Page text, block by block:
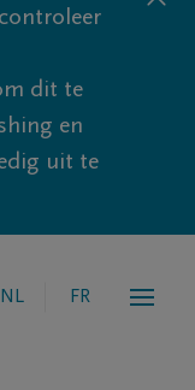
dit te
en
uit te
NL FR